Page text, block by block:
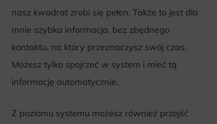
nasz kwadrat zrobi się pełen. Także to jest dla
mnie szybka informacja, bez zbędnego
kontaktu, na który przeznaczysz swój czas.
Możesz tylko spojrzeć w system i mieć tą
informację automatycznie.
Z poziomu systemu możesz również przejść